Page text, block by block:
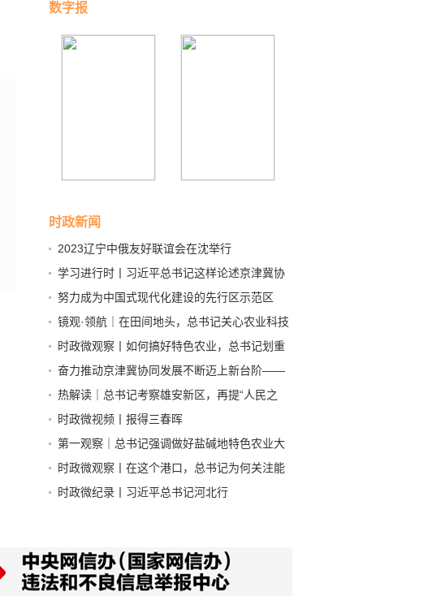
数字报
时政新闻
2023辽宁中俄友好联谊会在沈举行
学习进行时丨习近平总书记这样论述京津冀协
同发展
努力成为中国式现代化建设的先行区示范区
镜观·领航｜在田间地头，总书记关心农业科技
创新
时政微观察丨如何搞好特色农业，总书记划重
奋力推动京津冀协同发展不断迈上新台阶——
习近平总书记在河北考察并主持召开深入推进京
津冀协同发展座谈会在广大干部群众中引起强烈
反响
热解读｜总书记考察雄安新区，再提“人民之
城”
时政微视频丨报得三春晖
第一观察｜总书记强调做好盐碱地特色农业大
文章
时政微观察丨在这个港口，总书记为何关注能
源安全？
时政微纪录丨习近平总书记河北行